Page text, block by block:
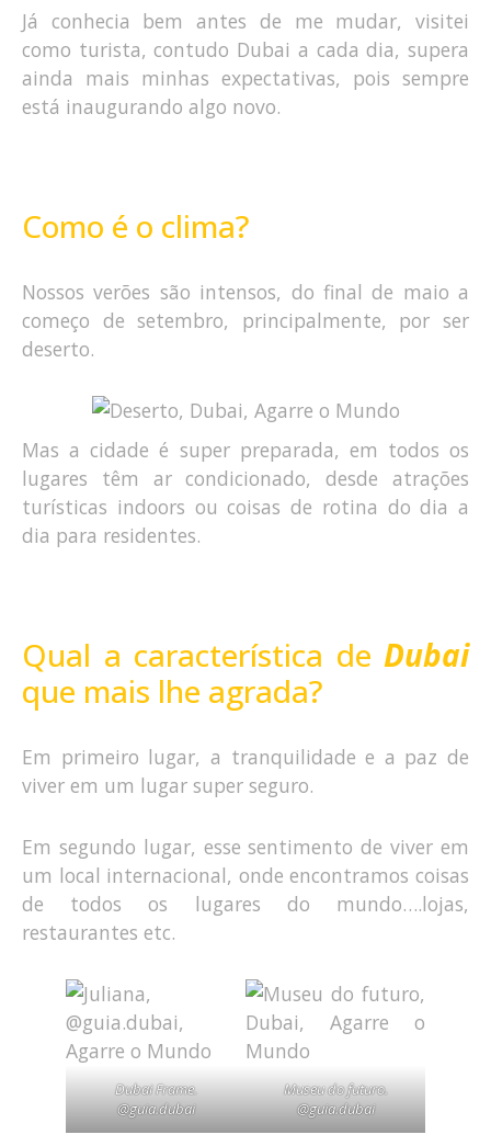
Já conhecia bem antes de me mudar, visitei
como turista, contudo Dubai a cada dia, supera
ainda mais minhas expectativas, pois sempre
está inaugurando algo novo.
Como é o clima?
Nossos verões são intensos, do final de maio a
começo de setembro, principalmente, por ser
deserto.
Mas a cidade é super preparada, em todos os
lugares têm ar condicionado, desde atrações
turísticas indoors ou coisas de rotina do dia a
dia para residentes.
Qual a característica de Dubai
que mais lhe agrada?
Em primeiro lugar, a tranquilidade e a paz de
viver em um lugar super seguro.
Em segundo lugar, esse sentimento de viver em
um local internacional, onde encontramos coisas
de todos os lugares do mundo….lojas,
restaurantes etc.
Dubai Frame.
@guia.dubai
Museu do futuro.
@guia.dubai